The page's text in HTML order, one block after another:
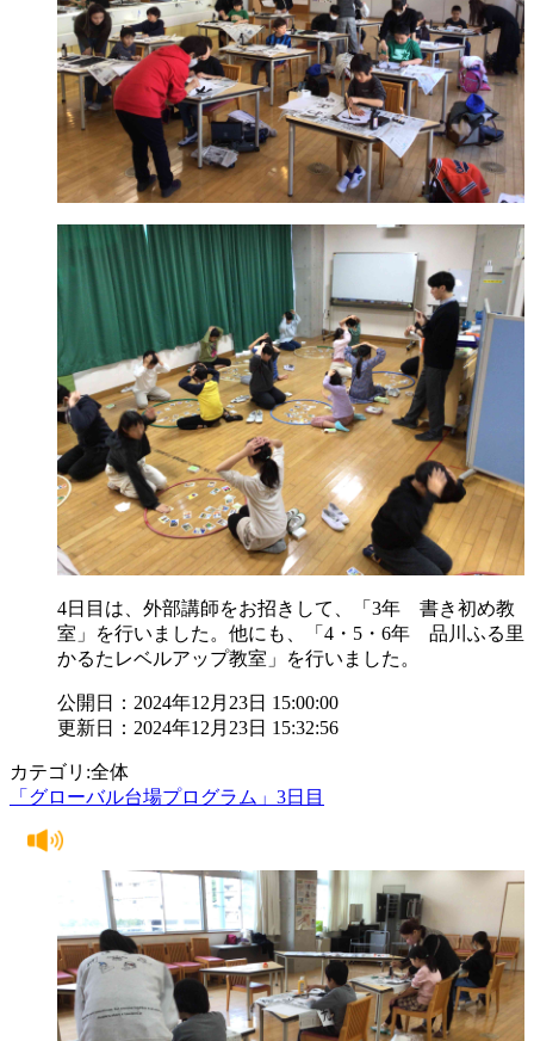
4日目は、外部講師をお招きして、「3年 書き初め教
室」を行いました。他にも、「4・5・6年 品川ふる里
かるたレベルアップ教室」を行いました。
公開日：2024年12月23日 15:00:00
更新日：2024年12月23日 15:32:56
カテゴリ:全体
「グローバル台場プログラム」3日目